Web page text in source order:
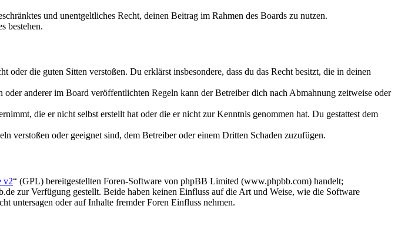
und unentgeltliches Recht, deinen Beitrag im Rahmen des Boards zu nutzen.
bestehen.
die guten Sitten verstoßen. Du erklärst insbesondere, dass du das Recht besitzt, die in deinen
anderer im Board veröffentlichten Regeln kann der Betreiber dich nach Abmahnung zeitweise oder
die er nicht selbst erstellt hat oder die er nicht zur Kenntnis genommen hat. Du gestattest dem
verstoßen oder geeignet sind, dem Betreiber oder einem Dritten Schaden zuzufügen.
v2“ (GPL) bereitgestellten Foren-Software von phpBB Limited (www.phpbb.com) handelt;
zur Verfügung gestellt. Beide haben keinen Einfluss auf die Art und Weise, wie die Software
untersagen oder auf Inhalte fremder Foren Einfluss nehmen.